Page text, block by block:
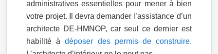
administratives essentielles pour mener à bien
votre projet. Il devra demander l’assistance d’un
architecte DE-HMNOP, car seul ce dernier est
habilité àdéposer des permis de construire.